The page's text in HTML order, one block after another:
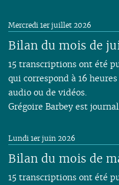
Bilan du mois de
Mercredi 1er juillet 2026
15 transcriptions ont été
qui correspond à 16
audio ou de vidéos.
Grégoire Barbey est
Bilan du mois de
Lundi 1er juin 2026
15 transcriptions ont été